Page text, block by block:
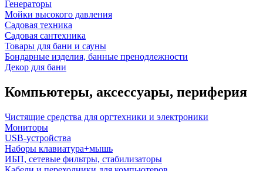
Генераторы
Мойки высокого давления
Садовая техника
Садовая сантехника
Товары для бани и сауны
Бондарные изделия, банные пренодлежности
Декор для бани
Компьютеры, аксессуары, периферия
Чистящие средства для оргтехники и электроники
Мониторы
USB-устройства
Наборы клавиатура+мышь
ИБП, сетевые фильтры, стабилизаторы